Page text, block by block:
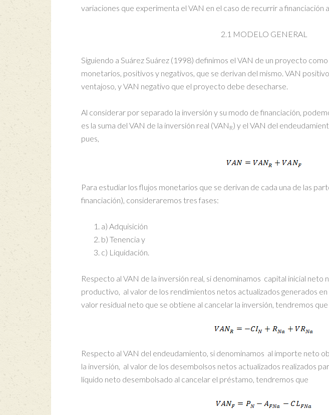
variaciones que experimenta el VAN en el caso de recurrir a financiación
2.1 MODELO GENERAL
Siguiendo a Suárez Suárez (1998) definimos el VAN de un proyecto
monetarios, positivos y negativos, que se derivan del mismo. VAN
ventajoso, y VAN negativo que el proyecto debe desecharse.
Al considerar por separado la inversión y su modo de financiación,
es la suma del VAN de la inversión real (VAN R) y el VAN del
pues,
Para estudiar los flujos monetarios que se derivan de cada una de las
financiación), consideraremos tres fases:
a) Adquisición
b) Tenencia y
c) Liquidación.
Respecto al VAN de la inversión real, si denominamos capital inicial neto
productivo, al valor de los rendimientos netos actualizados generados
valor residual neto que se obtiene al cancelar la inversión, tendremos que
Respecto al VAN del endeudamiento, si denominamos al importe neto
la inversión, al valor de los desembolsos netos actualizados realizados
líquido neto desembolsado al cancelar el préstamo, tendremos que